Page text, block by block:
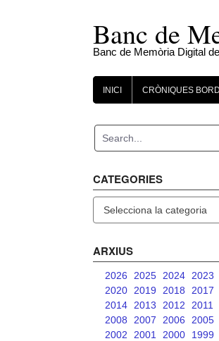
Banc de
Banc de Memòria Digital
INICI CRÒNIQUES
CATEGORIES
ARXIUS
2026 2025 2024 2023
2020
2019 2018 2017
2014
2013 2012 2011
2008
2007 2006 2005
2002
2001 2000 1999